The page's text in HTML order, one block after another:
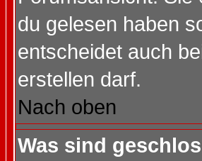
du gelesen haben
entscheidet auch
erstellen darf.
Nach oben
Was sind